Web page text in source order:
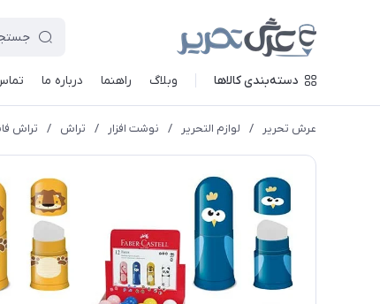
دسته‌بندی کالاها وبلاگ راهنما درباره ما
عرش تحریر / لوازم التحریر / نوشت افزار / تراش / تراش